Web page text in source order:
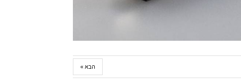
הבא »